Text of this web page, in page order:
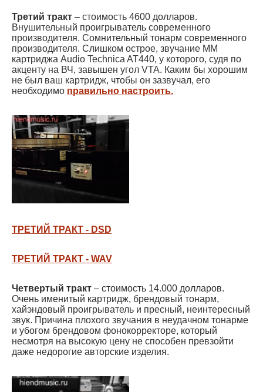
Третий тракт – стоимость 4600 долларов.
Внушительный проигрыватель современного
производителя. Сомнительный тонарм современного
производителя. Слишком острое, звучание ММ
картриджа Audio Technica AT440, у которого, судя по
акценту на ВЧ, завышен угол VTA. Каким бы хорошим
не был ваш картридж, чтобы он зазвучал, его
необходимо правильно настроить.
ТРЕТИЙ ТРАКТ - DSD
ТРЕТИЙ ТРАКТ - WAV
Четвертый тракт – стоимость 14.000 долларов.
Очень именитый картридж, брендовый тонарм,
хайэндовый проигрыватель и пресный, неинтересный
звук. Причина плохого звучания в неудачном тонарме
и убогом брендовом фонокорректоре, который
несмотря на высокую цену не способен превзойти
даже недорогие авторские изделия.